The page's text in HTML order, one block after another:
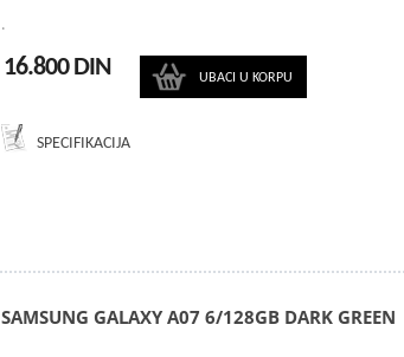
.
16.800 DIN UBACI U KORPU
SPECIFIKACIJA
SAMSUNG GALAXY A07 6/128GB DARK GREEN